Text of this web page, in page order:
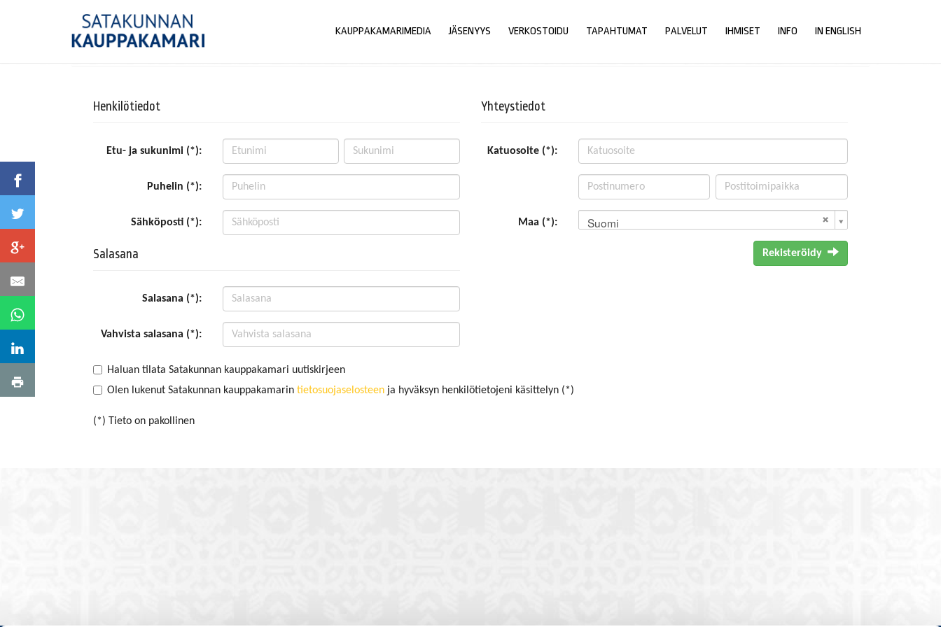
KAUPPAKAMARIMEDIA JÄSENYYS VERKOSTOIDU TAPAHTUMAT PALVELUT IHMISET INFO IN ENGLISH
Henkilötiedot
Etu- ja sukunimi (*):
Puhelin (*):
Sähköposti (*):
Salasana
Salasana (*):
Vahvista salasana (*):
Yhteystiedot
Katuosoite (*):
Maa (*): Suomi
Rekisteröidy
Haluan tilata Satakunnan kauppakamari uutiskirjeen
Olen lukenut Satakunnan kauppakamarin tietosuojaselosteen ja hyväksyn henkilötietojeni käsittelyn (*)
(*) Tieto on pakollinen